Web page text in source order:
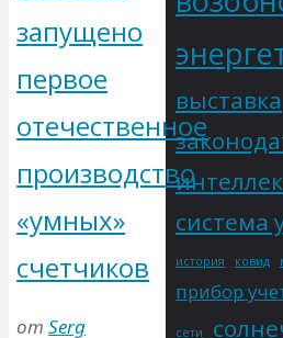
запущено
первое
отечественное
производство
«умных»
счетчиков
от Serg
выставка
система
история ковид
прибор
сети